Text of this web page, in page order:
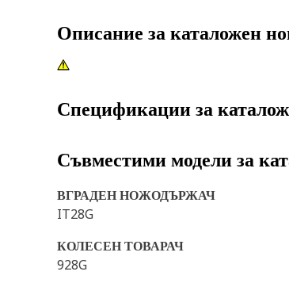
Описание за каталожен
Спецификации за
Съвместими модели за
ВГРАДЕН НОЖОДЪРЖАЧ
IT28G
КОЛЕСЕН ТОВАРАЧ
928G